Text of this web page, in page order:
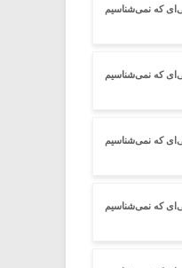
که نمی‌شناسیم
که نمی‌شناسیم
که نمی‌شناسیم
که نمی‌شناسیم